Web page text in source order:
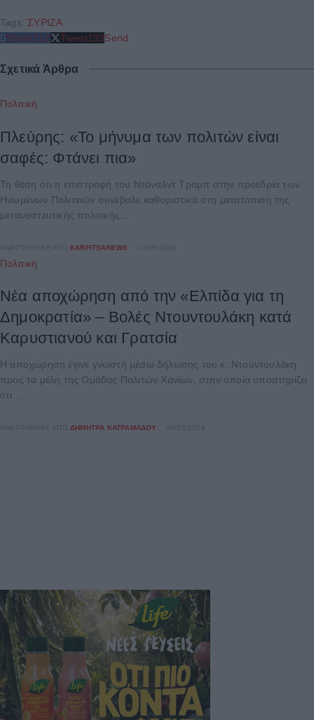
Tags: ΣΥΡΙΖΑ
Share212 Tweet133Send
Σχετικά Άρθρα
Πολιτική
Πλεύρης: «Το μήνυμα των πολιτών είναι
σαφές: Φτάνει πια»
Τη θέση ότι η επιστροφή του Ντόναλντ Τραμπ στην προεδρία των
Ηνωμένων Πολιτειών συνέβαλε καθοριστικά στη μετατόπιση της
μεταναστευτικής πολιτικής...
ΑΝΑΡΤΉΘΗΚΕ ΑΠΌ KARFITSANEWS
Πολιτική
Νέα αποχώρηση από την «Ελπίδα για τη
Δημοκρατία» – Βολές Ντουντουλάκη κατά
Καρυστιανού και Γρατσία
Η αποχώρηση έγινε γνωστή μέσω δήλωσης του κ. Ντουντουλάκη
προς τα μέλη της Ομάδας Πολιτών Χανίων, στην οποία υποστηρίζει
ότι...
ΑΝΑΡΤΉΘΗΚΕ ΑΠΌ ΔΉΜΗΤΡΑ ΚΑΤΡΑΜΆΔΟΥ 09/08/2026